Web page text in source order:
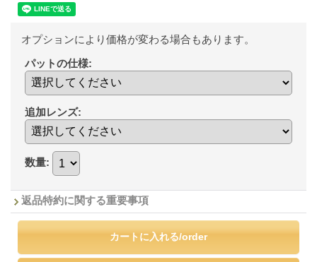
オプションにより価格が変わる場合もあります。
パットの仕様:
追加レンズ:
数量:
返品特約に関する重要事項